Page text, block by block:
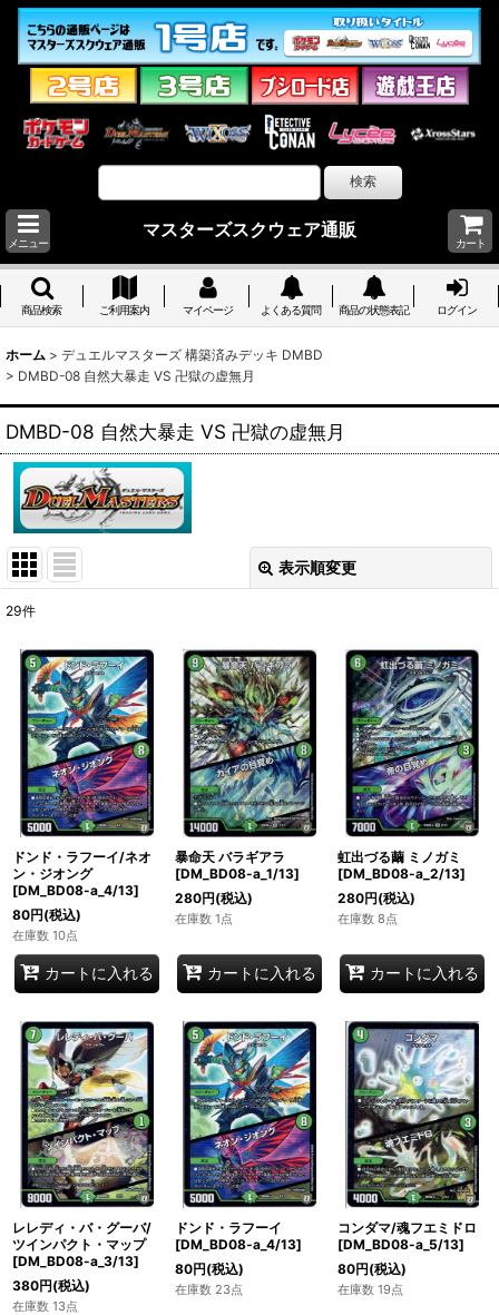
メニュー
マスターズスクウェア通販
カート
商品検索 ご利用案内 マイページ よくある質問 商品の状態表記 ログイン
ホーム > デュエルマスターズ 構築済みデッキ DMBD
> DMBD-08 自然大暴走 VS 卍獄の虚無月
DMBD-08 自然大暴走 VS 卍獄の虚無月
表示順変更
在庫あり
並び順:
絞り込む
29件
ドンド・ラフーイ/ネオ
ン・ジオング
[DM_BD08-a_4/13]
80円(税込)
在庫数 10点
カートに入れる
暴命天 バラギアラ
[DM_BD08-a_1/13]
280円(税込)
在庫数 1点
カートに入れる
虹出づる繭 ミノガミ
[DM_BD08-a_2/13]
280円(税込)
在庫数 8点
カートに入れる
レレディ・バ・グーバ/
ツインパクト・マップ
[DM_BD08-a_3/13]
380円(税込)
在庫数 13点
ドンド・ラフーイ
[DM_BD08-a_4/13]
80円(税込)
在庫数 23点
コンダマ/魂フエミドロ
[DM_BD08-a_5/13]
80円(税込)
在庫数 19点